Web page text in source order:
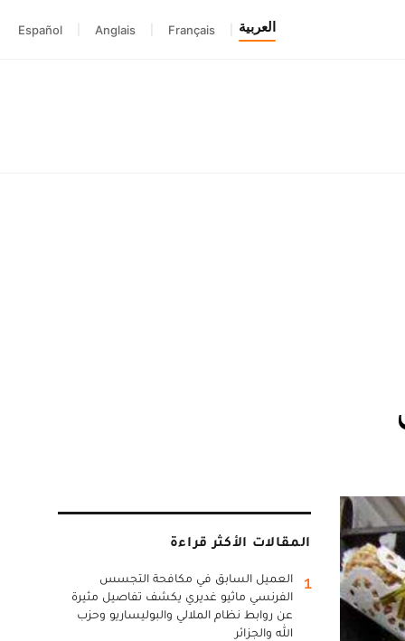
العربية Français
Anglais
Español
المقالات الأكثر قراءة
1
العميل السابق في مكافحة التجسس
الفرنسي ماثيو غديري يكشف تفاصيل مثيرة
عن روابط نظام الملالي والبوليساريو وحزب
الله والجزائر